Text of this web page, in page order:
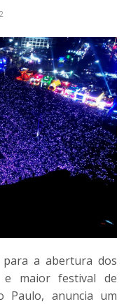
para a abertura dos
maior festival de
Paulo, anuncia um